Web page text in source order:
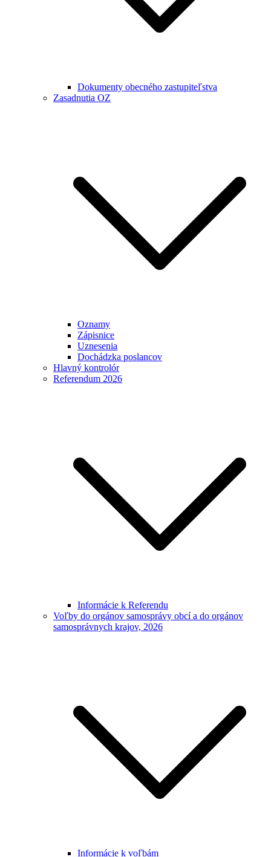
Dokumenty obecného zastupiteľstva
Zasadnutia OZ
Oznamy
Zápisnice
Uznesenia
Dochádzka poslancov
Hlavný kontrolór
Referendum 2026
Informácie k Referendu
Voľby do orgánov samosprávy obcí a do orgánov
samosprávnych krajov, 2026
Informácie k voľbám